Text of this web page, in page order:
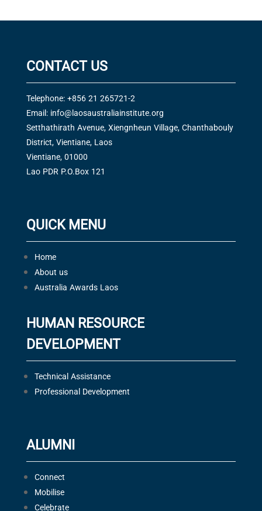
CONTACT US
Telephone: +856 21 265721-2
Email: info@laosaustraliainstitute.org
Setthathirath Avenue, Xiengnheun Village, Chanthabouly
District, Vientiane, Laos
Vientiane, 01000
Lao PDR P.O.Box 121
QUICK MENU
Home
About us
Australia Awards Laos
HUMAN RESOURCE
DEVELOPMENT
Technical Assistance
Professional Development
ALUMNI
Connect
Mobilise
Celebrate